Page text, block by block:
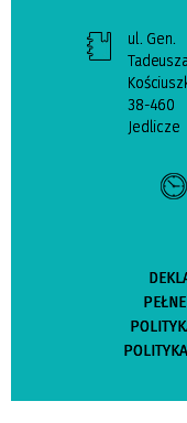
ul. Gen.
38-460
Jedlicze